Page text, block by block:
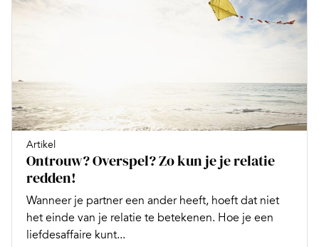
Artikel
Ontrouw? Overspel? Zo kun je je relatie
redden!
Wanneer je partner een ander heeft, hoeft dat niet
het einde van je relatie te betekenen. Hoe je een
liefdesaffaire kunt...